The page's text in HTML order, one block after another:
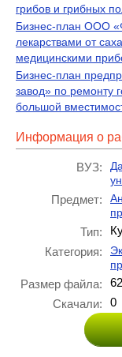
грибов и грибных
Бизнес-план ООО
лекарствами от
медицинскими
Бизнес-план
завод» по ремонту
большой
Информация о
ВУЗ:
Предмет:
Тип:
Категория:
Размер файла:
Скачали:
0